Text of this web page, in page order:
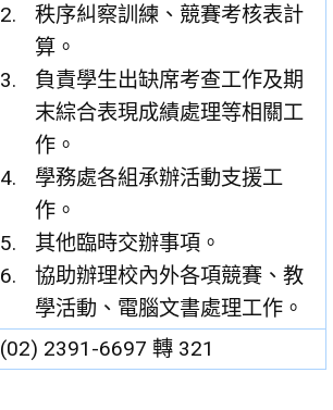
秩序糾察訓練、競賽考核表計
算。
負責學生出缺席考查工作及期
末綜合表現成績處理等相關工
作。
學務處各組承辦活動支援工
作。
其他臨時交辦事項。
協助辦理校內外各項競賽、教
學活動、電腦文書處理工作。
(02) 2391-6697 轉 321